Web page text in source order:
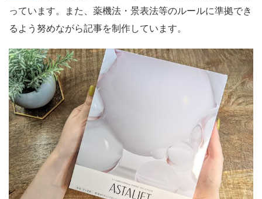
っています。また、薬機法・景表法等のルールに準拠でき
るよう努めながら記事を制作しています。